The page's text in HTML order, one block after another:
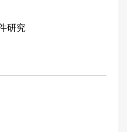
研究